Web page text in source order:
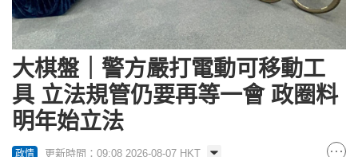
大棋盤｜警方嚴打電動可移動工
具 立法規管仍要再等一會 政圈料
明年始立法
政情 更新時間：09:08 2026-08-07 HKT